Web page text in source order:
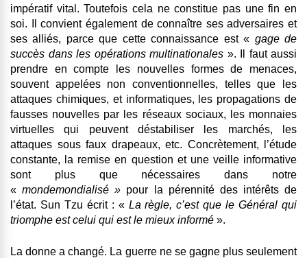
impératif vital. Toutefois cela ne constitue pas une fin en
soi. Il convient également de connaître ses adversaires et
ses alliés, parce que cette connaissance est « gage de
succès dans les opérations multinationales ». Il faut aussi
prendre en compte les nouvelles formes de menaces,
souvent appelées non conventionnelles, telles que les
attaques chimiques, et informatiques, les propagations de
fausses nouvelles par les réseaux sociaux, les monnaies
virtuelles qui peuvent déstabiliser les marchés, les
attaques sous faux drapeaux, etc. Concrètement, l’étude
constante, la remise en question et une veille informative
sont plus que nécessaires dans notre
« mondemondialisé » pour la pérennité des intérêts de
l’état. Sun Tzu écrit : « La règle, c’est que le Général qui
triomphe est celui qui est le mieux informé ».
La donne a changé. La guerre ne se gagne plus seulement